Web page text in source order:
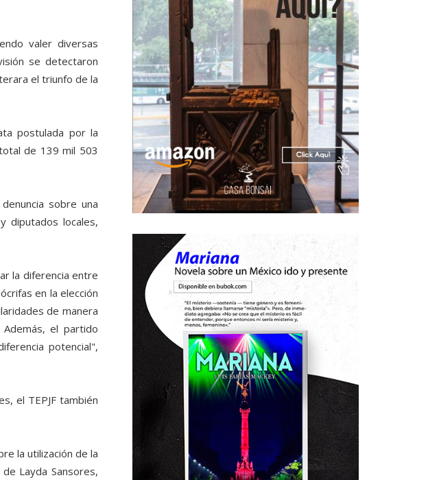
valer diversas
se detectaron
el triunfo de la
postulada por la
de 139 mil 503
sobre una
diputados locales,
la diferencia entre
en la elección
de manera
el partido
potencial",
el TEPJF también
la utilización de la
Layda Sansores,